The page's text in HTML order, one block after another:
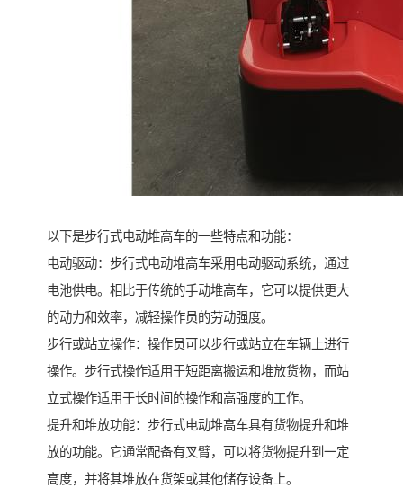
以下是步行式电动堆高车的一些特点和功能：
电动驱动：步行式电动堆高车采用电动驱动系统，通过
电池供电。相比于传统的手动堆高车，它可以提供更大
的动力和效率，减轻操作员的劳动强度。
步行或站立操作：操作员可以步行或站立在车辆上进行
操作。步行式操作适用于短距离搬运和堆放货物，而站
立式操作适用于长时间的操作和高强度的工作。
提升和堆放功能：步行式电动堆高车具有货物提升和堆
放的功能。它通常配备有叉臂，可以将货物提升到一定
高度，并将其堆放在货架或其他储存设备上。